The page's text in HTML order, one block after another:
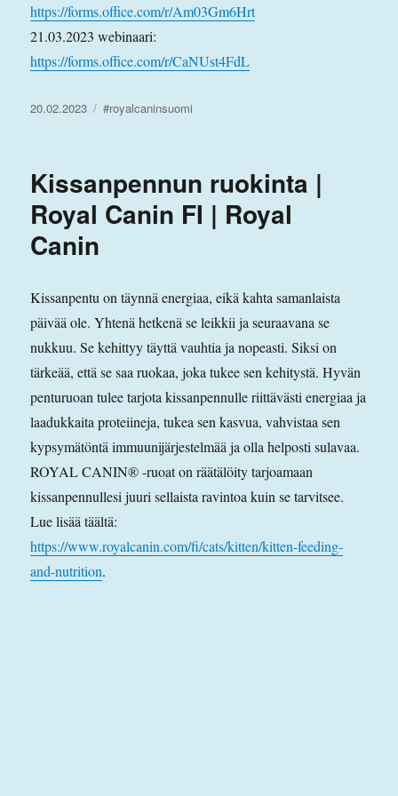
https://forms.office.com/r/Am03Gm6Hrt
21.03.2023 webinaari:
https://forms.office.com/r/CaNUst4FdL
Julkaistu
20.02.2023 Avainsanat
#royalcaninsuomi
Kissanpennun ruokinta |
Royal Canin FI | Royal
Canin
Kissanpentu on täynnä energiaa, eikä kahta samanlaista
päivää ole. Yhtenä hetkenä se leikkii ja seuraavana se
nukkuu. Se kehittyy täyttä vauhtia ja nopeasti. Siksi on
tärkeää, että se saa ruokaa, joka tukee sen kehitystä. Hyvän
penturuoan tulee tarjota kissanpennulle riittävästi energiaa ja
laadukkaita proteiineja, tukea sen kasvua, vahvistaa sen
kypsymätöntä immuunijärjestelmää ja olla helposti sulavaa.
ROYAL CANIN® -ruoat on räätälöity tarjoamaan
kissanpennullesi juuri sellaista ravintoa kuin se tarvitsee.
Lue lisää täältä:
https://www.royalcanin.com/fi/cats/kitten/kitten-feeding-
and-nutrition.